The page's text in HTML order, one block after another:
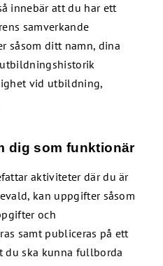
innebär att du har ett
samverkande
såsom ditt namn, dina
vid utbildning,
dig som funktionär
aktiviteter där du är
kan uppgifter såsom
och
samt publiceras på ett
du ska kunna fullborda